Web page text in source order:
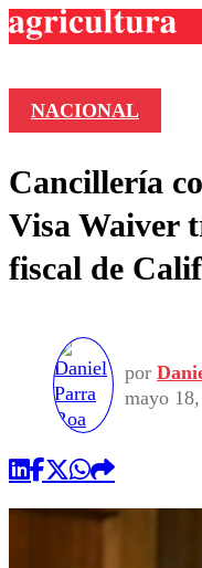
Colo
Torneo
Opinión
NACIONAL
Cancillería
Visa Waiver
fiscal de
por
mayo